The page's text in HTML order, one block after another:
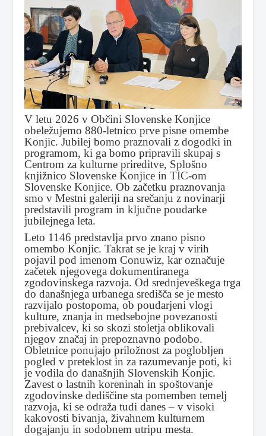
V letu 2026 v Občini Slovenske Konjice
obeležujemo 880-letnico prve pisne omembe
Konjic. Jubilej bomo praznovali z dogodki in
programom, ki ga bomo pripravili skupaj s
Centrom za kulturne prireditve, Splošno
knjižnico Slovenske Konjice in TIC-om
Slovenske Konjice. Ob začetku praznovanja
smo v Mestni galeriji na srečanju z novinarji
predstavili program in ključne poudarke
jubilejnega leta.
Leto 1146 predstavlja prvo znano pisno
omembo Konjic. Takrat se je kraj v virih
pojavil pod imenom Conuwiz, kar označuje
začetek njegovega dokumentiranega
zgodovinskega razvoja. Od srednjeveškega trga
do današnjega urbanega središča se je mesto
razvijalo postopoma, ob poudarjeni vlogi
kulture, znanja in medsebojne povezanosti
prebivalcev, ki so skozi stoletja oblikovali
njegov značaj in prepoznavno podobo.
Obletnice ponujajo priložnost za poglobljen
pogled v preteklost in za razumevanje poti, ki
je vodila do današnjih Slovenskih Konjic.
Zavest o lastnih koreninah in spoštovanje
zgodovinske dediščine sta pomemben temelj
razvoja, ki se odraža tudi danes – v visoki
kakovosti bivanja, živahnem kulturnem
dogajanju in sodobnem utripu mesta.